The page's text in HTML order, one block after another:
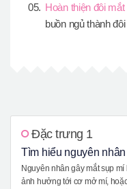
Hoàn thiện đôi mắt
buồn ngủ thành
Đặc trưng 1
Tìm hiểu nguyên
Nguyên nhân gây mắt sụp
ảnh hưởng tới cơ mở mí,